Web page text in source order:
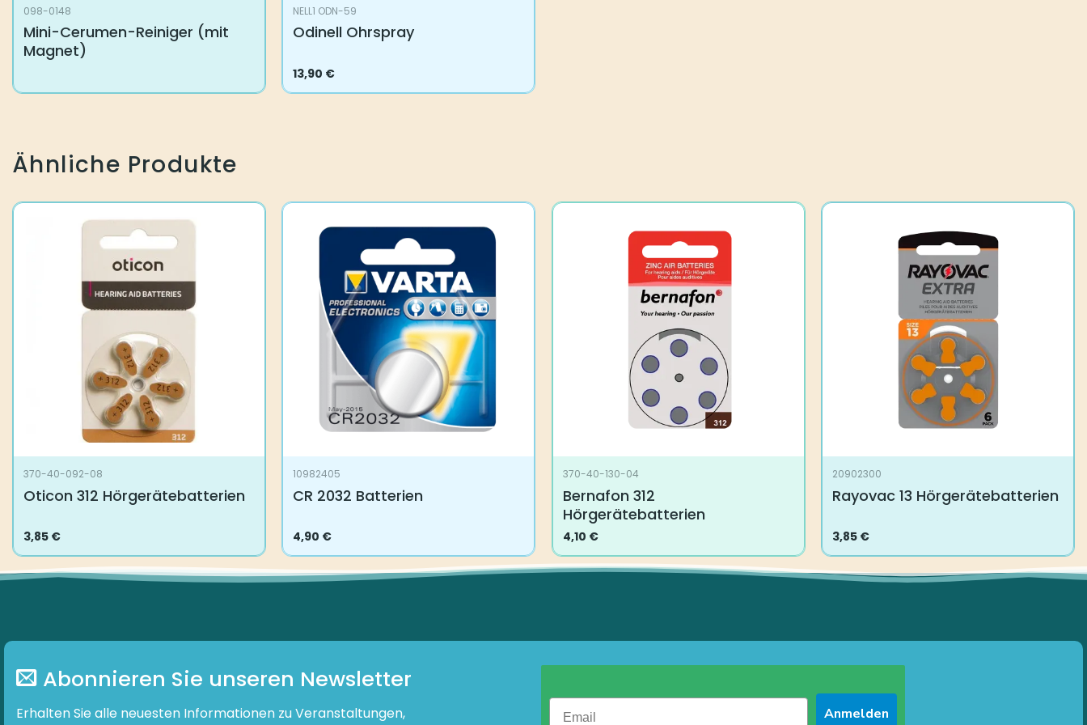
098-0148
Mini-Cerumen-Reiniger (mit
Magnet)
NELL1 ODN-59
Odinell Ohrspray
13,90 €
Ähnliche Produkte
370-40-092-08
Oticon 312 Hörgerätebatterien
3,85 €
10982405
CR 2032 Batterien
4,90 €
370-40-130-04
Bernafon 312
Hörgerätebatterien
4,10 €
20902300
Rayovac 13 Hörgerätebatterien
3,85 €
Abonnieren Sie unseren Newsletter
Erhalten Sie alle neuesten Informationen zu Veranstaltungen,
Anmelden